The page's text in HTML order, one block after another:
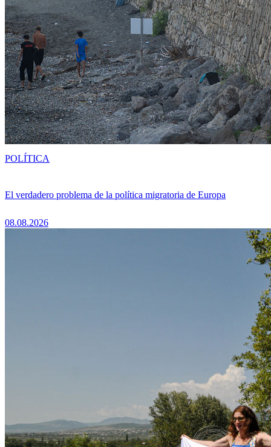
El verdadero problema de la política migratoria de Europa
08.08.2026
POLÍTICA